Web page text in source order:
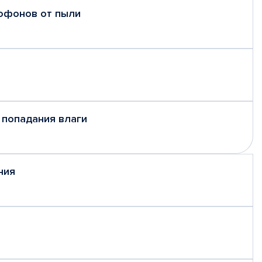
от пыли
влаги